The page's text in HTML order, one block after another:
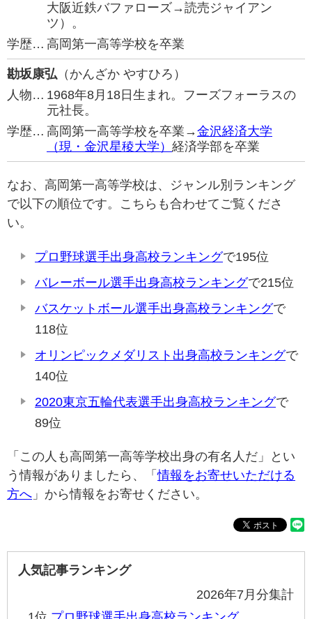
大阪近鉄バファローズ→読売ジャイアン
ツ）。
学歴… 高岡第一高等学校を卒業
勘坂康弘 （かんざか やすひろ）
人物… 1968年8月18日生まれ。フーズフォーラスの
元社長。
学歴… 高岡第一高等学校を卒業→金沢経済大学
（現・金沢星稜大学） 経済学部を卒業
なお、高岡第一高等学校は、ジャンル別ランキング
で以下の順位です。こちらも合わせてご覧くださ
い。
プロ野球選手出身高校ランキングで195位
バレーボール選手出身高校ランキングで215位
バスケットボール選手出身高校ランキングで
118位
オリンピックメダリスト出身高校ランキングで
140位
2020東京五輪代表選手出身高校ランキングで
89位
「この人も高岡第一高等学校出身の有名人だ」とい
う情報がありましたら、「情報をお寄せいただける
方へ 」から情報をお寄せください。
人気記事ランキング
2026年7月分集計